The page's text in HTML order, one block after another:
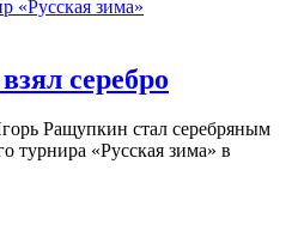
серебро
Ращупкин стал серебряным
турнира «Русская зима» в